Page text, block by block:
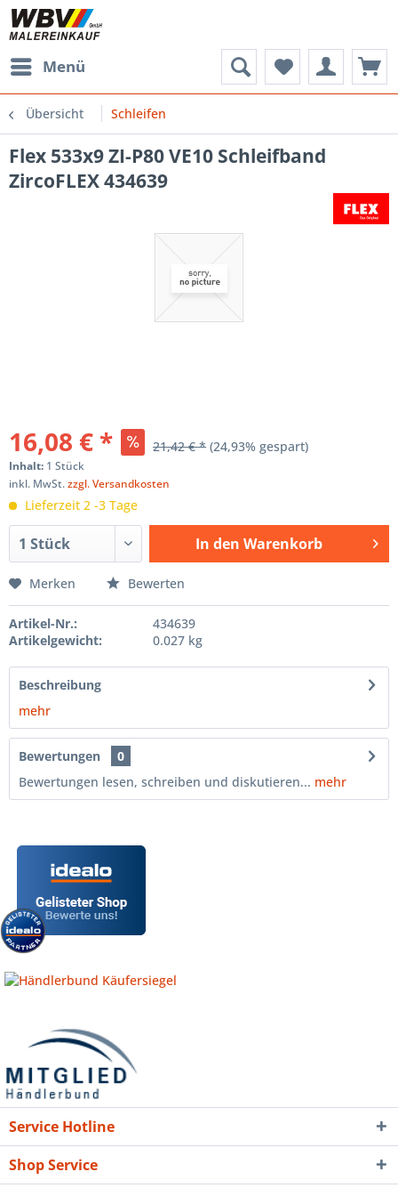
Menü
Übersicht Schleifen
Flex 533x9 ZI-P80 VE10 Schleifband
ZircoFLEX 434639
16,08 € * 21,42 € * (24,93% gespart)
Inhalt: 1 Stück
inkl. MwSt.zzgl. Versandkosten
Lieferzeit 2 -3 Tage
In den Warenkorb
Merken Bewerten
Artikel-Nr.:
434639
Artikelgewicht:
0.027 kg
Beschreibung
mehr
Bewertungen
0
Bewertungen lesen, schreiben und diskutieren... mehr
Service Hotline
Shop Service